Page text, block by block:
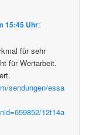
15:45 Uhr:
für sehr
für Wertarbeit.
sendungen/essa
12t14a